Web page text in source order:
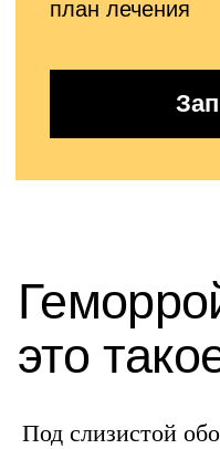
Под слизистой